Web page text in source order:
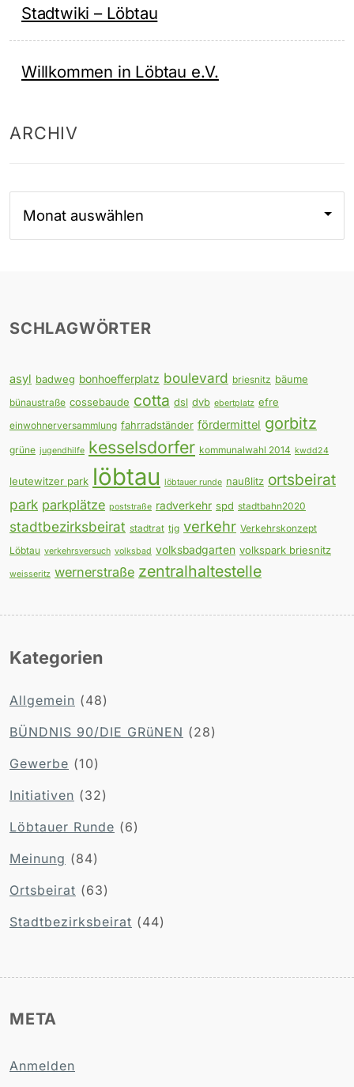
Stadtwiki – Löbtau
Willkommen in Löbtau e.V.
ARCHIV
SCHLAGWÖRTER
asyl badweg bonhoefferplatz boulevard briesnitz bäume
bünaustraße cossebaude cotta dsl dvb ebertplatz efre
einwohnerversammlung fahrradständer fördermittel gorbitz
grüne jugendhilfe kesselsdorfer kommunalwahl 2014 kwdd24
leutewitzer park löbtau löbtauer runde naußlitz ortsbeirat
park parkplätze poststraße radverkehr spd stadtbahn2020
stadtbezirksbeirat stadtrat tjg verkehr Verkehrskonzept
Löbtau verkehrsversuch volksbad volksbadgarten volkspark briesnitz
weisseritz wernerstraße zentralhaltestelle
Kategorien
Allgemein (48)
BÜNDNIS 90/DIE GRüNEN (28)
Gewerbe (10)
Initiativen (32)
Löbtauer Runde (6)
Meinung (84)
Ortsbeirat (63)
Stadtbezirksbeirat (44)
META
Anmelden